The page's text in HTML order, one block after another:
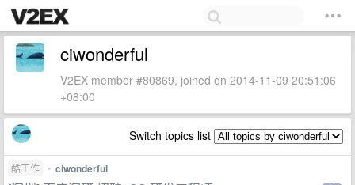
ciwonderful
V2EX member #80869, joined on 2014-11-09 20:51:06
+08:00
Switch topics list
酷工作 • ciwonderful